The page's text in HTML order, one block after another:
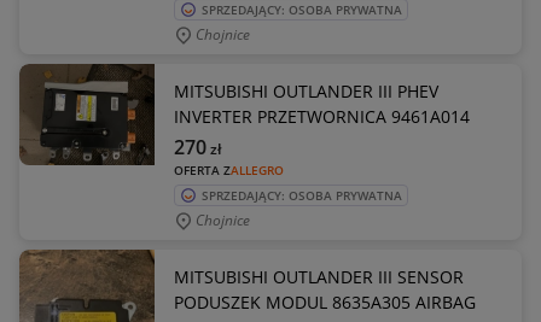
SPRZEDAJĄCY: OSOBA PRYWATNA
Chojnice
MITSUBISHI OUTLANDER III PHEV
INVERTER PRZETWORNICA 9461A014
OFERTA ZALLEGRO
270zł
SPRZEDAJĄCY: OSOBA PRYWATNA
Chojnice
MITSUBISHI OUTLANDER III SENSOR
PODUSZEK MODUL 8635A305 AIRBAG